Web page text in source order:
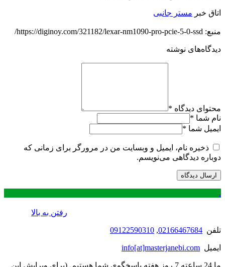
اتاق خبر مستر جانبی
منبع: https://diginoy.com/321182/lexar-nm1090-pro-pcie-5-0-ssd/
دیدگاه‌های نوشته
محتوای دیدگاه *
نام شما *
ایمیل شما *
ذخیره نام، ایمیل و وبسایت من در مرورگر برای زمانی که
دوباره دیدگاهی می‌نویسم.
.
رفتن به بالا
تلفن 02166467684
,
09122590310
ایمیل info[at]masterjanebi.com